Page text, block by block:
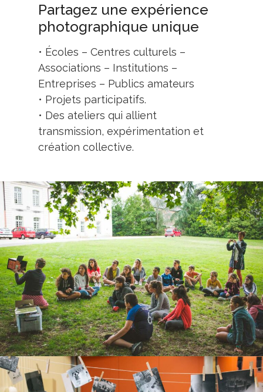
Partagez une expérience
photographique unique
• Écoles – Centres culturels –
Associations – Institutions –
Entreprises – Publics amateurs
• Projets participatifs.
• Des ateliers qui allient
transmission, expérimentation et
création collective.